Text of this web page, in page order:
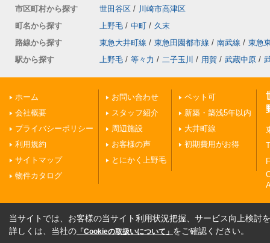
市区町村から探す 世田谷区 / 川崎市高津区
町名から探す
上野毛 / 中町 / 久末
路線から探す
東急大井町線 / 東急田園都市線 / 南武線 / 東急
駅から探す
上野毛 / 等々力 / 二子玉川 / 用賀 / 武蔵中原 /
ホーム
会社概要
プライバシーポリシー
利用規約
サイトマップ
物件カタログ
お問い合わせ
スタッフ紹介
周辺施設
お客様の声
とにかく上野毛
ペット可
新築・築浅5年以内
大井町線
初期費用がお得
当サイトでは、お客様の当サイト利用状況把握、サービス向上検討
詳しくは、当社の 「Cookieの取扱いについて」 をご確認ください。